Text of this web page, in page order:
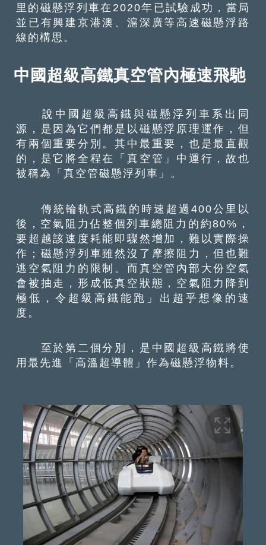
里的磁懸浮列車在2020年已試驗成功，當局
並已有興建京港澳、滬深廣等高速磁懸浮路
線的構思。
中國超級高鐵真空管內極速飛馳
說中國超級高鐵與磁懸浮列車系出同
源，是因為它們都是以磁懸浮原理運作，但
有兩個重要分別。其中最重要，也是最直觀
的，是它將全程在「真空管」中運行，故也
被稱為「真空管磁懸浮列車」。
傳統輪軌式高鐵的時速超過400公里以
後，空氣阻力佔整個列車總阻力的約80%，
要超越該速度耗能即驟然增加，難以實際操
作；磁懸浮列車雖然沒了摩擦阻力，但也難
逃空氣阻力的限制。而真空管內部大份空氣
會被抽走，形成低真空狀態，空氣阻力降到
極低，令超級高鐵能跑」出超乎想像的速
度。
至於第二個分別，是中國超級高鐵將使
用最先進「高溫超導體」作為磁懸浮物料。